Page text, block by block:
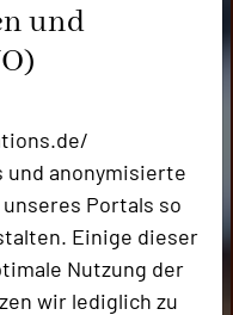
und
und anonymisierte
Portals so
Einige dieser
Nutzung der
wir lediglich zu